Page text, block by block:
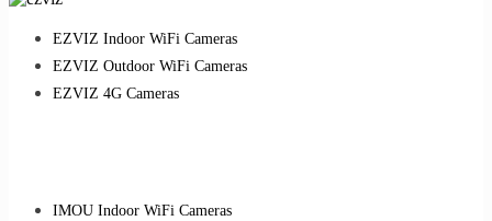
EZVIZ Indoor WiFi Cameras
EZVIZ Outdoor WiFi Cameras
EZVIZ 4G Cameras
IMOU Indoor WiFi Cameras